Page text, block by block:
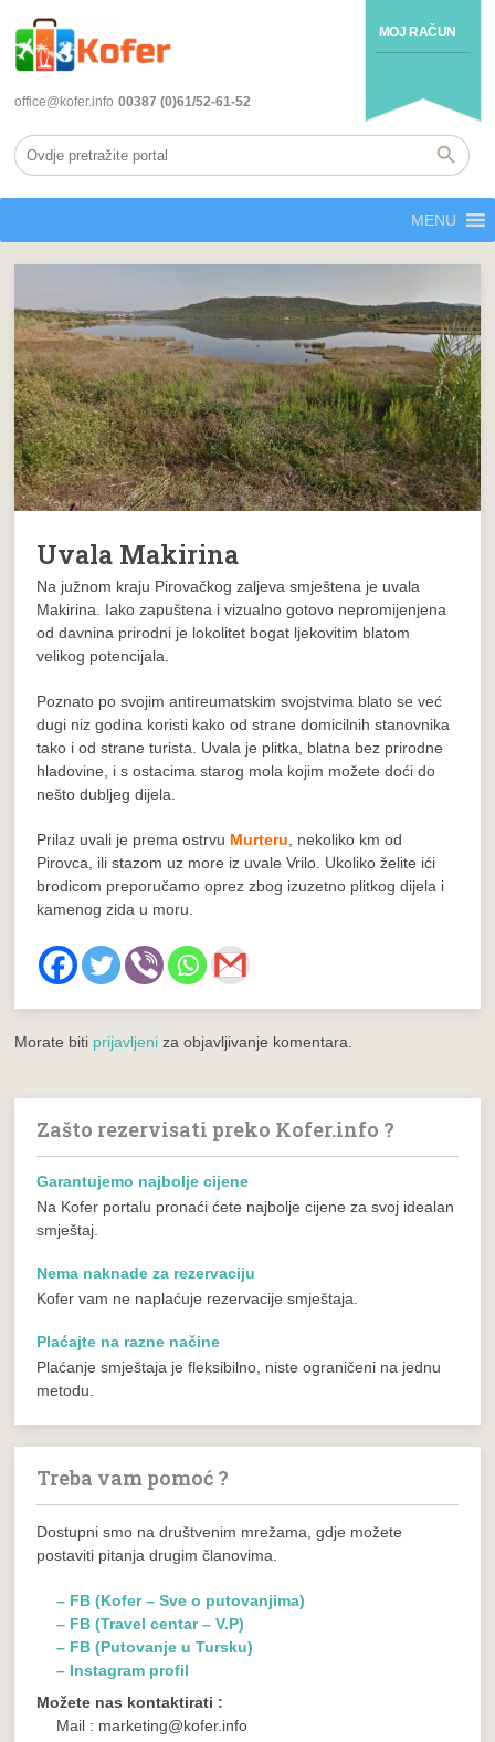
MOJ RAČUN
office@kofer.info 00387 (0)61/52-61-52
MENU
Uvala Makirina
Na južnom kraju Pirovačkog zaljeva smještena je uvala
Makirina. Iako zapuštena i vizualno gotovo nepromijenjena
od davnina prirodni je lokolitet bogat ljekovitim blatom
velikog potencijala.
Poznato po svojim antireumatskim svojstvima blato se već
dugi niz godina koristi kako od strane domicilnih stanovnika
tako i od strane turista. Uvala je plitka, blatna bez prirodne
hladovine, i s ostacima starog mola kojim možete doći do
nešto dubljeg dijela.
Prilaz uvali je prema ostrvu Murteru , nekoliko km od
Pirovca, ili stazom uz more iz uvale Vrilo. Ukoliko želite ići
brodicom preporučamo oprez zbog izuzetno plitkog dijela i
kamenog zida u moru.
Morate biti prijavljeni za objavljivanje komentara.
Zašto rezervisati preko Kofer.info ?
Garantujemo najbolje cijene
Na Kofer portalu pronaći ćete najbolje cijene za svoj idealan
smještaj.
Nema naknade za rezervaciju
Kofer vam ne naplaćuje rezervacije smještaja.
Plaćajte na razne načine
Plaćanje smještaja je fleksibilno, niste ograničeni na jednu
metodu.
Treba vam pomoć ?
Dostupni smo na društvenim mrežama, gdje možete
postaviti pitanja drugim članovima.
– FB (Kofer – Sve o putovanjima)
– FB (Travel centar – V.P)
– FB (Putovanje u Tursku)
– Instagram profil
Možete nas kontaktirati :
Mail : marketing@kofer.info